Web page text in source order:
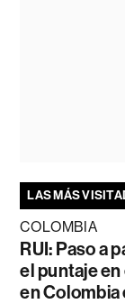
LAS MÁS
COLOMBIA
RUI: Paso a
el puntaje en
en